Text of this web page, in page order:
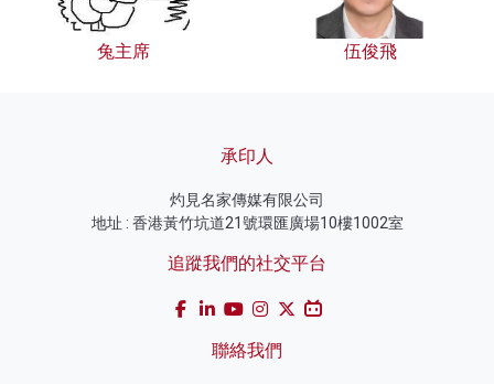
兔主席 伍俊飛
承印人
灼見名家傳媒有限公司
地址 : 香港黃竹坑道21號環匯廣場10樓1002室
追蹤我們的社交平台
聯絡我們